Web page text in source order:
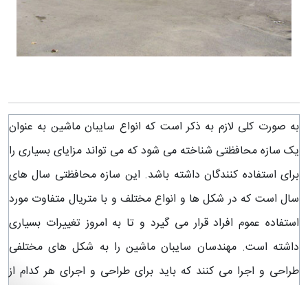
به صورت کلی لازم به ذکر است که انواع سایبان ماشین به عنوان
یک سازه محافظتی شناخته می شود که می تواند مزایای بسیاری را
برای استفاده کنندگان داشته باشد. این سازه محافظتی سال های
سال است که در شکل ها و انواع مختلف و با متریال متفاوت مورد
استفاده عموم افراد قرار می گیرد و تا به امروز تغییرات بسیاری
داشته است. مهندسان سایبان ماشین را به شکل های مختلفی
طراحی و اجرا می کنند که باید برای طراحی و اجرای هر کدام از